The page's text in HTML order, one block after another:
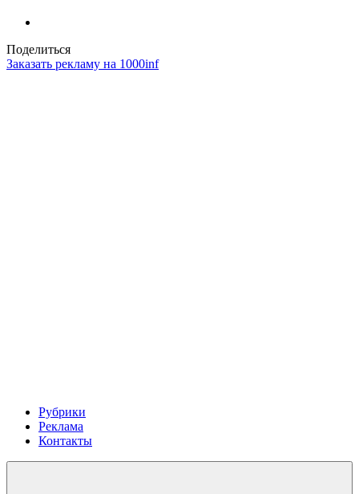
Поделиться
Заказать рекламу на 1000inf
Рубрики
Реклама
Контакты